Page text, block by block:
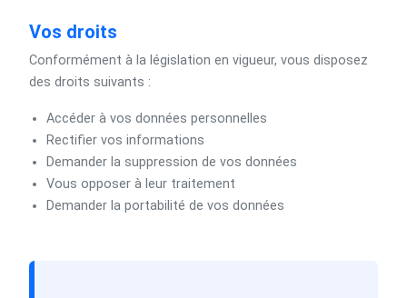
Vos droits
Conformément à la législation en vigueur, vous disposez
des droits suivants :
Accéder à vos données personnelles
Rectifier vos informations
Demander la suppression de vos données
Vous opposer à leur traitement
Demander la portabilité de vos données